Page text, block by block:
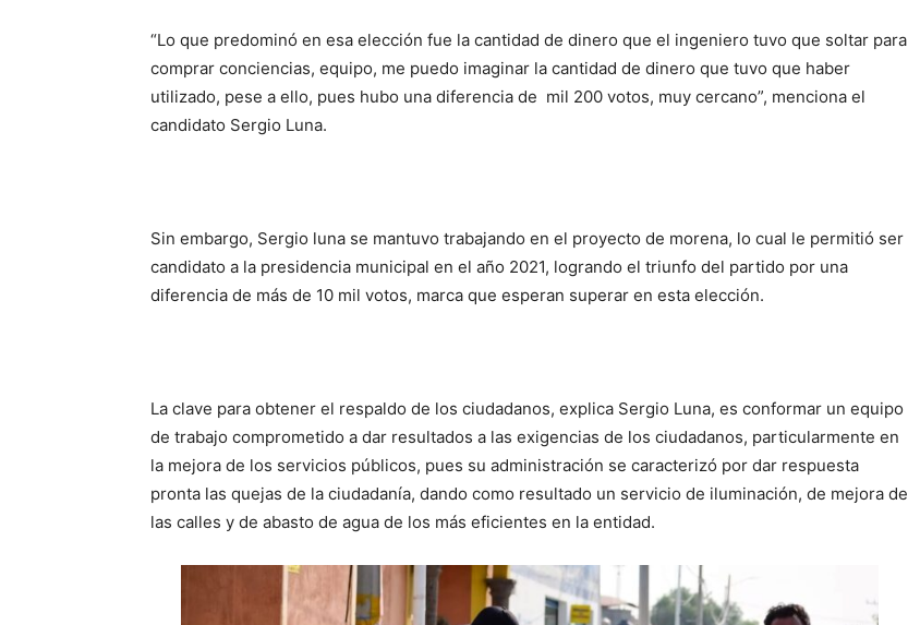
“Lo que predominó en esa elección fue la cantidad de dinero que el ingeniero tuvo que soltar para
comprar conciencias, equipo, me puedo imaginar la cantidad de dinero que tuvo que haber
utilizado, pese a ello, pues hubo una diferencia de mil 200 votos, muy cercano”, menciona el
candidato Sergio Luna.
Sin embargo, Sergio luna se mantuvo trabajando en el proyecto de morena, lo cual le permitió ser
candidato a la presidencia municipal en el año 2021, logrando el triunfo del partido por una
diferencia de más de 10 mil votos, marca que esperan superar en esta elección.
La clave para obtener el respaldo de los ciudadanos, explica Sergio Luna, es conformar un equipo
de trabajo comprometido a dar resultados a las exigencias de los ciudadanos, particularmente en
la mejora de los servicios públicos, pues su administración se caracterizó por dar respuesta
pronta las quejas de la ciudadanía, dando como resultado un servicio de iluminación, de mejora de
las calles y de abasto de agua de los más eficientes en la entidad.